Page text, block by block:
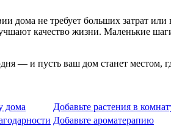
дома не требует больших затрат
качество жизни. Маленькие
— и пусть ваш дом станет местом,
дома Добавьте растения в
Добавьте ароматерапию